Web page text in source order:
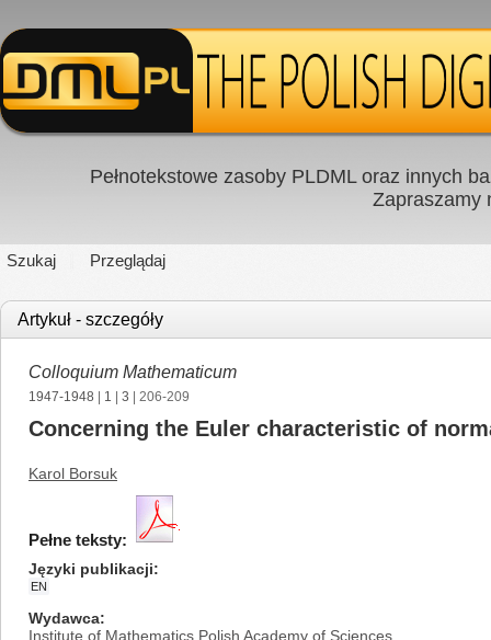
Pełnotekstowe zasoby PLDML oraz innych
Zapraszamy
Szukaj Przeglądaj
Artykuł - szczegóły
Colloquium Mathematicum
1947-1948 1 3 | 206-209
Concerning the Euler characteristic of
Karol Borsuk
Pełne teksty:
Języki publikacji
EN
Wydawca
Institute of Mathematics Polish Academy of Sciences